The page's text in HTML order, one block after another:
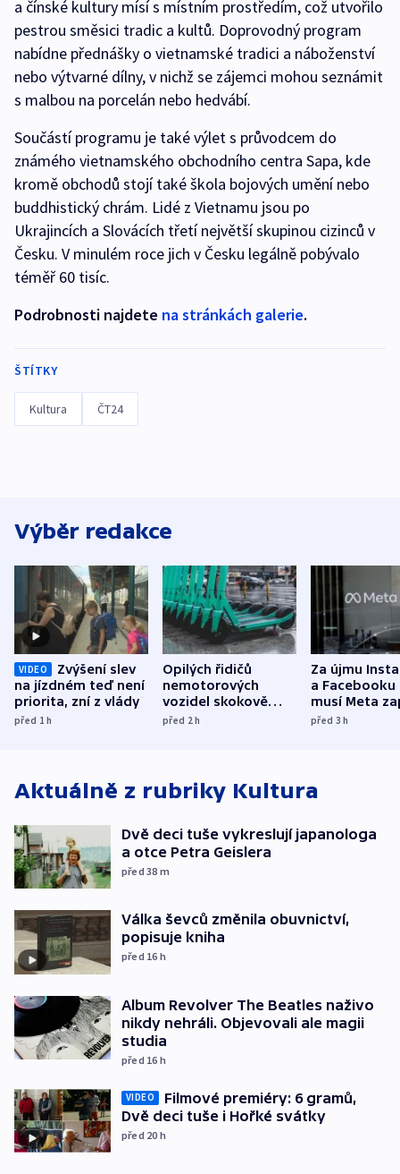
a čínské kultury mísí s místním prostředím, což utvořilo
pestrou směsici tradic a kultů. Doprovodný program
nabídne přednášky o vietnamské tradici a náboženství
nebo výtvarné dílny, v nichž se zájemci mohou seznámit
s malbou na porcelán nebo hedvábí.
Součástí programu je také výlet s průvodcem do
známého vietnamského obchodního centra Sapa, kde
kromě obchodů stojí také škola bojových umění nebo
buddhistický chrám. Lidé z Vietnamu jsou po
Ukrajincích a Slovácích třetí největší skupinou cizinců v
Česku. V minulém roce jich v Česku legálně pobývalo
téměř 60 tisíc.
Podrobnosti najdete na stránkách galerie.
ŠTÍTKY
Kultura ČT24
Výběr redakce
VIDEO
Zvýšení slev
na jízdném teď není
priorita, zní z vlády
před 1h
Opilých řidičů
nemotorových
vozidel skokově
přibylo, nejvíc ve
před 2h
Za újmu
a
musí Meta
půl miliardy
před 3h
Aktuálně z rubriky Kultura
Dvě deci tuše vykreslují japanologa
a otce Petra Geislera
před 38 m
Válka ševců změnila obuvnictví,
popisuje kniha
před 16 h
Album Revolver The Beatles naživo
nikdy nehráli. Objevovali ale magii
studia
před 16 h
VIDEO
Filmové premiéry: 6 gramů,
Dvě deci tuše i Hořké svátky
před 20 h